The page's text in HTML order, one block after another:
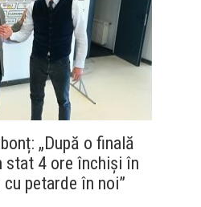
„După o finală
stat 4 ore închiși în
petarde în noi”